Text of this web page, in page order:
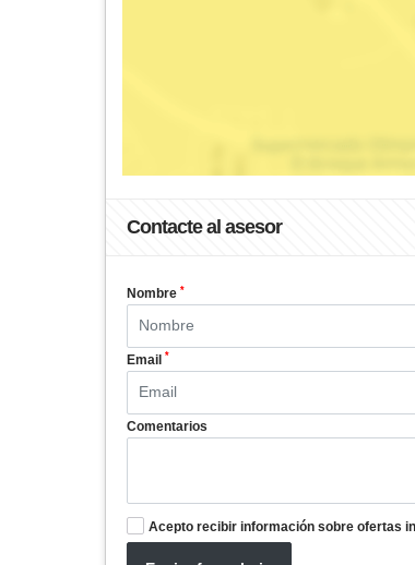
Contacte al asesor
Nombre *
Email *
Comentarios
Acepto recibir información sobre ofertas